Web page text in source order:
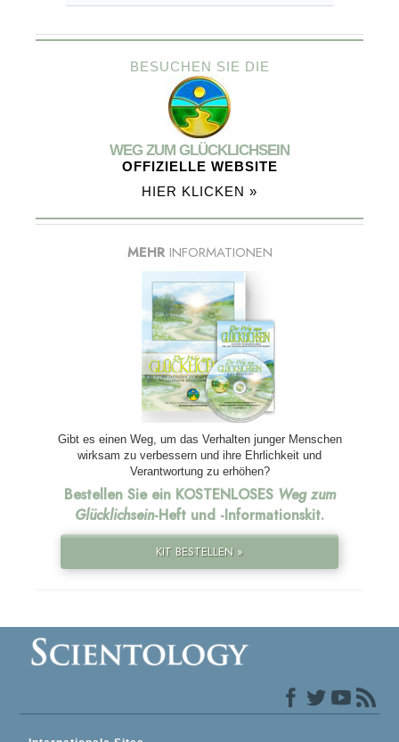
BESUCHEN SIE DIE
WEG ZUM GLÜCKLICHSEIN
OFFIZIELLE WEBSITE
HIER KLICKEN »
MEHR INFORMATIONEN
Gibt es einen Weg, um das Verhalten junger Menschen
wirksam zu verbessern und ihre Ehrlichkeit und
Verantwortung zu erhöhen?
Bestellen Sie ein KOSTENLOSES Weg zum
Glücklichsein-Heft und -Informationskit.
KIT BESTELLEN »